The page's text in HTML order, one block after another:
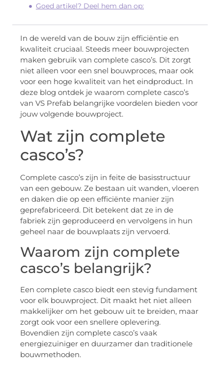
Goed artikel? Deel hem dan op:
In de wereld van de bouw zijn efficiëntie en
kwaliteit cruciaal. Steeds meer bouwprojecten
maken gebruik van complete casco’s. Dit zorgt
niet alleen voor een snel bouwproces, maar ook
voor een hoge kwaliteit van het eindproduct. In
deze blog ontdek je waarom complete casco’s
van VS Prefab belangrijke voordelen bieden voor
jouw volgende bouwproject.
Wat zijn complete
casco’s?
Complete casco’s zijn in feite de basisstructuur
van een gebouw. Ze bestaan uit wanden, vloeren
en daken die op een efficiënte manier zijn
geprefabriceerd. Dit betekent dat ze in de
fabriek zijn geproduceerd en vervolgens in hun
geheel naar de bouwplaats zijn vervoerd.
Waarom zijn complete
casco’s belangrijk?
Een complete casco biedt een stevig fundament
voor elk bouwproject. Dit maakt het niet alleen
makkelijker om het gebouw uit te breiden, maar
zorgt ook voor een snellere oplevering.
Bovendien zijn complete casco’s vaak
energiezuiniger en duurzamer dan traditionele
bouwmethoden.